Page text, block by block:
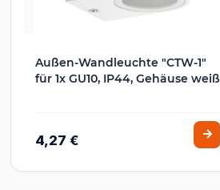
Außen-Wandleuchte "CTW-1"
für 1x GU10, IP44, Gehäuse weiß
4,27 €